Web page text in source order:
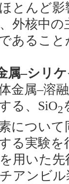
とんど
外核中
あるこ
属–シリ
金属–溶
る、SiO2
について
る実験
用いた
アンビ